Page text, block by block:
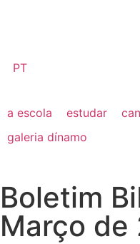
PT
a escola estudar
galeria dínamo
Boletim
Março de